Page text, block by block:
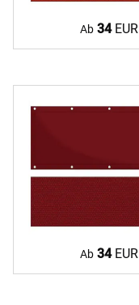
Ab 34EUR
Ab 34EUR